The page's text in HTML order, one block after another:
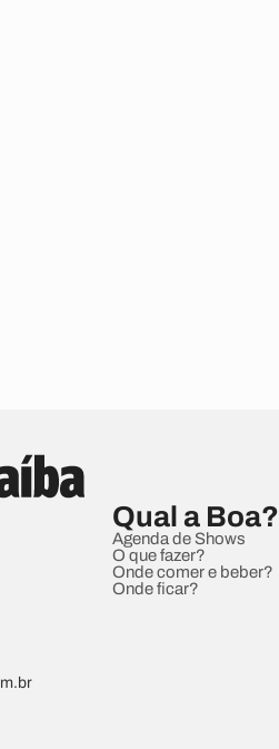
Qual a Boa?
Agenda de Shows
O que fazer?
Onde comer e beber?
Onde ficar?